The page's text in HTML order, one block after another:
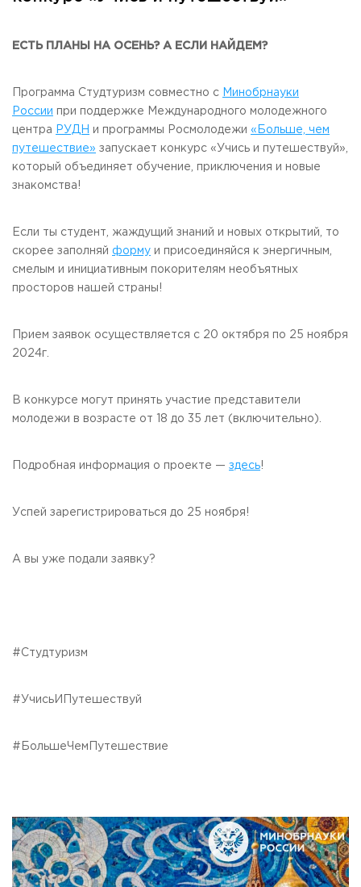
Общежитие / Кампус РГУТИС
Contacts
Additional education
Федеральное учебно-методическое объединение в
системе ВО
Federal educational and methodical association in the
Competition of teaching staff
ADDRESS
99 Glavnaya Street, dp.Cherkizovo, Urban district Pushkinsky,
TELEPHONES:
+7 (495) 940 83 00
E-MAIL
obrashenia@rguts.ru
WORKING HOURS
Mo-th: from 09:00 to 18:00;
ЕСТЬ ПЛАНЫ НА ОСЕНЬ? А ЕСЛИ НАЙДЕМ?
Программа Студтуризм совместно с Минобрнауки
России при поддержке Международного молодежного
центра
РУДН и программы Росмолодежи «Больше, чем
путешествие» запускает конкурс «Учись и путешествуй»,
который объединяет обучение, приключения и новые
знакомства!
Если ты студент, жаждущий знаний и новых открытий, то
скорее заполняй форму и присоединяйся к энергичным,
смелым и инициативным покорителям необъятных
просторов нашей страны!
Прием заявок осуществляется с 20 октября по 25 ноября
2024г.
В конкурсе могут принять участие представители
молодежи в возрасте от 18 до 35 лет (включительно).
Подробная информация о проекте — здесь!
Успей зарегистрироваться до 25 ноября!
А вы уже подали заявку?
#Студтуризм
#УчисьИПутешествуй
#БольшеЧемПутешествие